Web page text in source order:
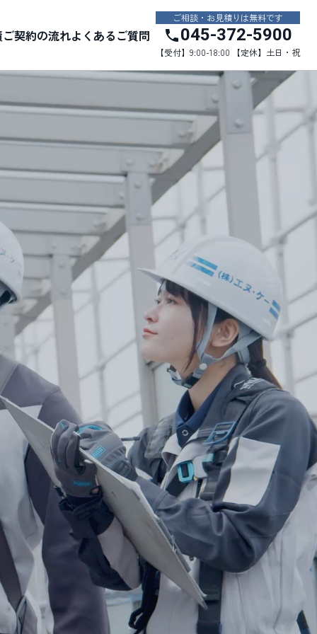
ご契約の流れよくあるご質問
ご相談・お見積りは無料です
045-372-5900
【受付】9:00-18:00 【定休】土日・祝